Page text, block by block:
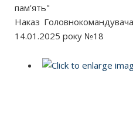
пам'ять"
Наказ
14.01.2025 року №18